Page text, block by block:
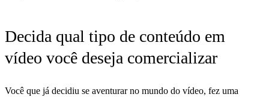
Decida qual tipo de conteúdo em
vídeo você deseja comercializar
Você que já decidiu se aventurar no mundo do vídeo, fez uma